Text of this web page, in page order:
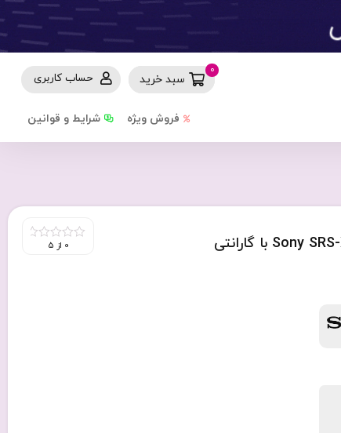
حساب کاربری سبد خرید
0
شرایط و قوانین فروش ویژه
اسپیکر بلوتوثی قابل حمل سونی مدل Sony SRS-XP500 با گارانتی
0 از 5